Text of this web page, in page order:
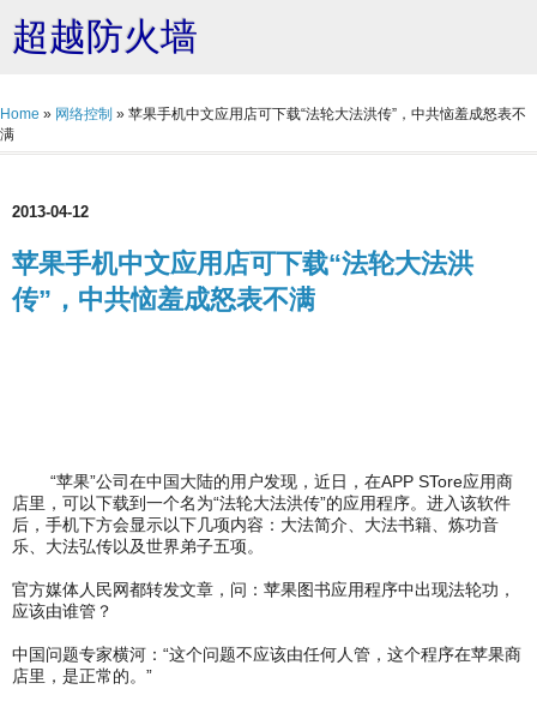
超越防火墙
Home » 网络控制 » 苹果手机中文应用店可下载“法轮大法洪传”，中共恼羞成怒表不
满
2013-04-12
苹果手机中文应用店可下载“法轮大法洪
传”，中共恼羞成怒表不满
“苹果”公司在中国大陆的用户发现，近日，在APP STore应用商
店里，可以下载到一个名为“法轮大法洪传”的应用程序。进入该软件
后，手机下方会显示以下几项内容：大法简介、大法书籍、炼功音
乐、大法弘传以及世界弟子五项。
官方媒体人民网都转发文章，问：苹果图书应用程序中出现法轮功，
应该由谁管？
中国问题专家横河：“这个问题不应该由任何人管，这个程序在苹果商
店里，是正常的。”